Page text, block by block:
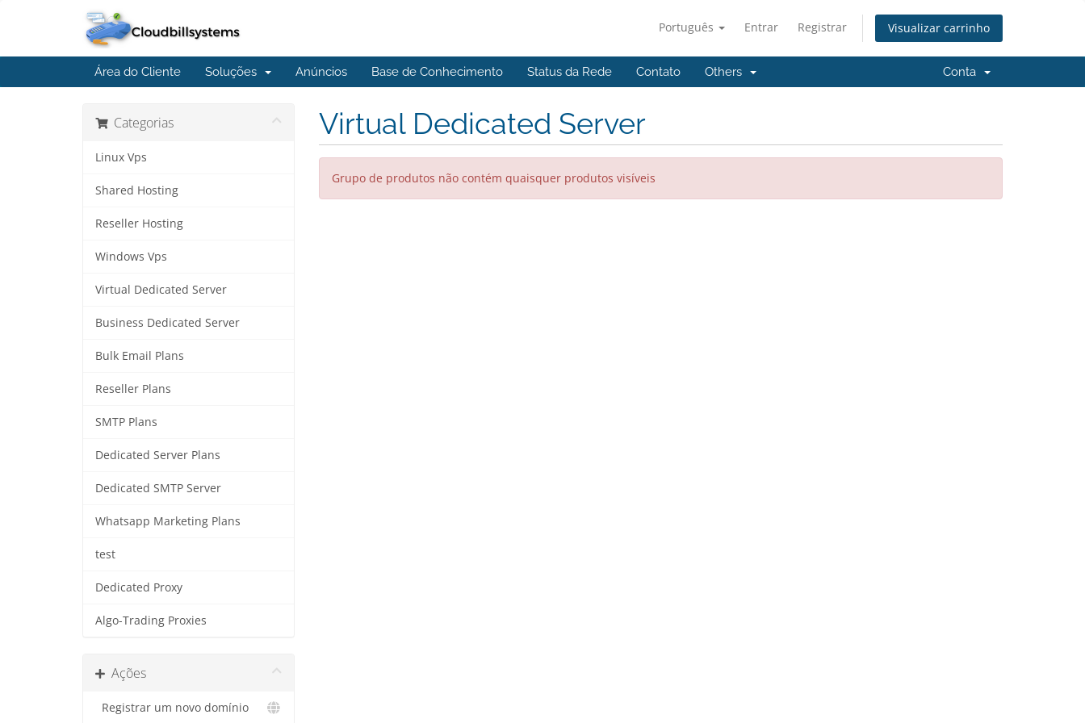
Português Entrar Registrar Visualizar carrinho
Área do Cliente Soluções Anúncios Base de Conhecimento Status da Rede Contato Others Conta
Categorias
Linux Vps
Shared Hosting
Reseller Hosting
Windows Vps
Virtual Dedicated Server
Business Dedicated Server
Bulk Email Plans
Reseller Plans
SMTP Plans
Dedicated Server Plans
Dedicated SMTP Server
Whatsapp Marketing Plans
test
Dedicated Proxy
Algo-Trading Proxies
Ações
Registrar um novo domínio
Virtual Dedicated Server
Grupo de produtos não contém quaisquer produtos visíveis